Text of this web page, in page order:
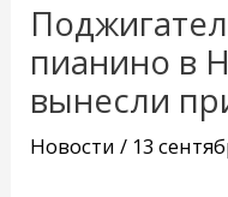
пианино в
вынесли
Новости / 13
записям